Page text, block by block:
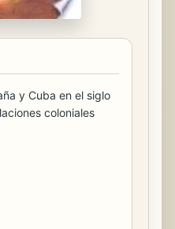
y Cuba en el siglo
coloniales